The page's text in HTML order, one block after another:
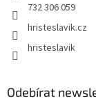
732 306 059
hristeslavik.cz
hristeslavik
Odebírat